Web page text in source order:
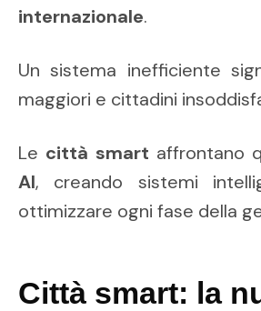
internazionale.
Un sistema inefficiente
maggiori e cittadini
Le città smart affrontano
AI, creando sistemi
ottimizzare ogni fase della
Città smart: la